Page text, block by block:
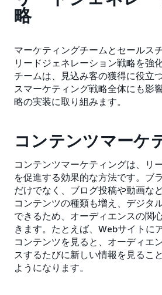
略
マーケティングチームとセールス
リードジェネレーション戦略を強
チームは、見込み客の獲得に役立
スマーケティング戦略全体にも影
略の実装に取り組みます。
コンテンツマーケ
コンテンツマーケティングは、リ
を促進する効果的な方法です。ブ
だけでなく、ブログ投稿や動画な
コンテンツの種類も増え、デジタ
できるため、オーディエンスの関
きます。たとえば、Webサイトに
コンテンツを見ると、オーディエ
スするたびに新しい情報を見るこ
ようになります。